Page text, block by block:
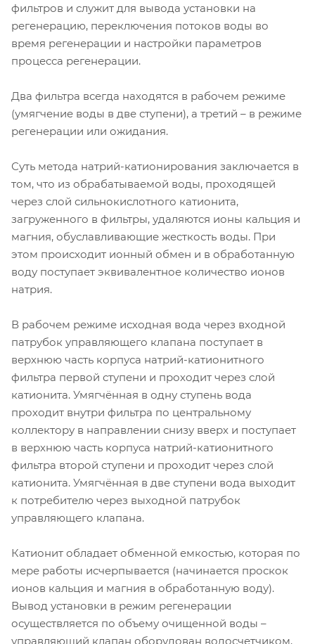
фильтров и служит для вывода установки на
регенерацию, переключения потоков воды во
время регенерации и настройки параметров
процесса регенерации.
Два фильтра всегда находятся в рабочем режиме
(умягчение воды в две ступени), а третий – в режиме
регенерации или ожидания.
Суть метода натрий-катионирования заключается в
том, что из обрабатываемой воды, проходящей
через слой сильнокислотного катионита,
загруженного в фильтры, удаляются ионы кальция и
магния, обуславливающие жесткость воды. При
этом происходит ионный обмен и в обработанную
воду поступает эквивалентное количество ионов
натрия.
В рабочем режиме исходная вода через входной
патрубок управляющего клапана поступает в
верхнюю часть корпуса натрий-катионитного
фильтра первой ступени и проходит через слой
катионита. Умягчённая в одну ступень вода
проходит внутри фильтра по центральному
коллектору в направлении снизу вверх и поступает
в верхнюю часть корпуса натрий-катионитного
фильтра второй ступени и проходит через слой
катионита. Умягчённая в две ступени вода выходит
к потребителю через выходной патрубок
управляющего клапана.
Катионит обладает обменной емкостью, которая по
мере работы исчерпывается (начинается проскок
ионов кальция и магния в обработанную воду).
Вывод установки в режим регенерации
осуществляется по объему очищенной воды –
управляющий клапан оборудован водосчетчиком,